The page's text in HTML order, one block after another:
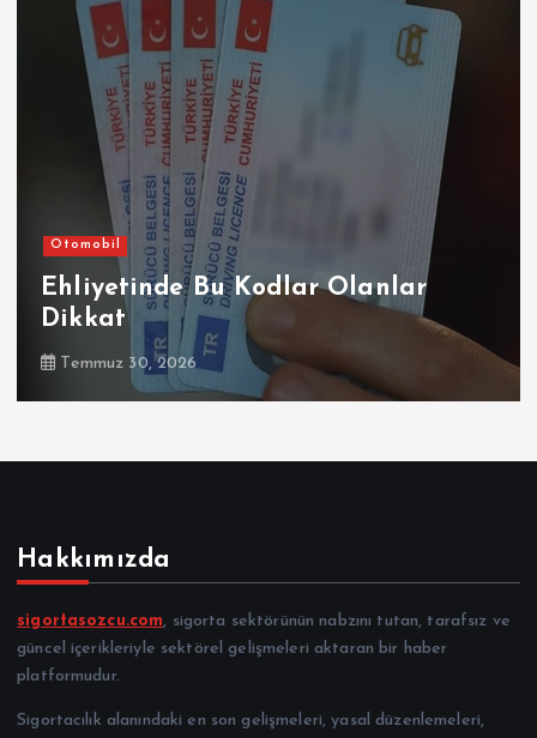
Otomobil
Ehliyetinde Bu Kodlar Olanlar
Dikkat
Temmuz 30, 2026
Hakkımızda
sigortasozcu.com, sigorta sektörünün nabzını tutan, tarafsız ve
güncel içerikleriyle sektörel gelişmeleri aktaran bir haber
platformudur.
Sigortacılık alanındaki en son gelişmeleri, yasal düzenlemeleri,